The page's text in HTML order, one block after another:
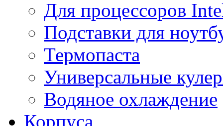
Для процессоров
Подставки для
Термопаста
Универсальные
Водяное охлаждение
Корпуса